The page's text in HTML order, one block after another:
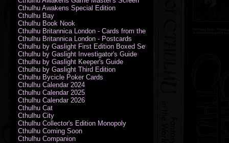
Cthulhu Awakens Special Edition
Cthulhu Bay
Cthulhu Book Nook
Cthulhu Britannica London - Cards from the Smoke
Cthulhu Britannica London - Postcards
Cthulhu by Gaslight First Edition Boxed Set
Cthulhu by Gaslight Investigator's Guide
Cthulhu by Gaslight Keeper's Guide
Cthulhu by Gaslight Third Edition
Cthulhu Bycicle Poker Cards
Cthulhu Calendar 2024
Cthulhu Calendar 2025
Cthulhu Calendar 2026
Cthulhu Cat
Cthulhu City
Cthulhu Collector's Edition Monopoly
Cthulhu Coming Soon
Cthulhu Companion